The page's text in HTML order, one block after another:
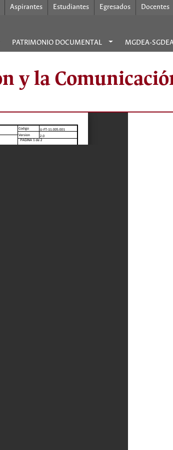
Aspirantes Estudiantes Egresados Docentes
PATRIMONIO DOCUMENTAL MGDEA-
y la